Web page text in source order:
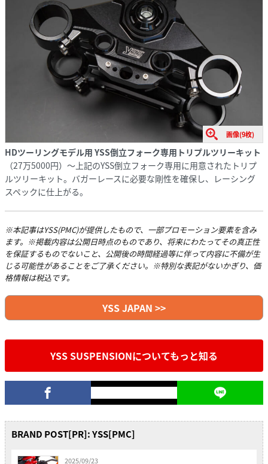
画像(9枚)
HDツーリングモデル用 YSS倒立フォーク専用トリプルツリーキット
（27万5000円）〜上記のYSS倒立フォーク専用に用意されたトリプ
ルツリーキット。バガーレースに必要な剛性を確保し、レーシング
スペックに仕上がる。
※本記事はYSS(PMC)が提供したもので、一部プロモーション要素を含み
ます。※掲載内容は公開日時点のものであり、将来にわたってその真正性
を保証するものでないこと、公開後の時間経過等に伴って内容に不備が生
じる可能性があることをご了承ください。※特別な表記がないかぎり、価
格情報は税込です。
YSS JAPAN >>
YSS SUSPENSIONについてもっと知る
BRAND POST[PR]: YSS[PMC]
2025/09/23